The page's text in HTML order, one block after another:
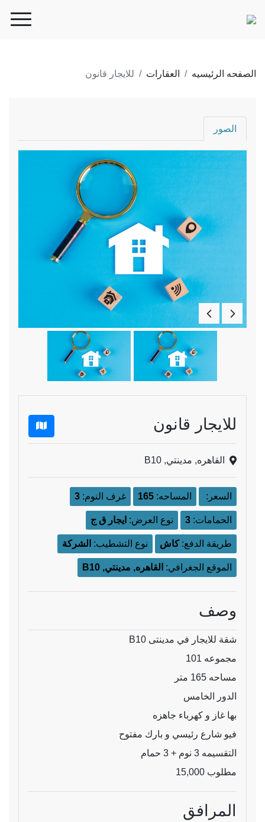
الصفحه الرئيسيه العقارات للايجار قانون
الصور
للايجار قانون
القاهره, مدينتي, B10
السعر: المساحه: 165 غرف النوم: 3
الحمامات: 3 نوع العرض: ايجار ق ج
طريقة الدفع:كاش نوع التشطيب: الشركة
الموقع الجغرافي: القاهره, مدينتي, B10
وصف
شقة للايجار في مدينتى B10
مجموعه 101
مساحه 165 متر
الدور الخامس
بها غاز و كهرباء جاهزه
فيو شارع رئيسي و بارك مفتوح
التقسيمه 3 نوم + 3 حمام
مطلوب 15,000
المرافق